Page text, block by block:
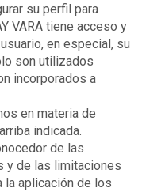
su perfil para
VARA tiene acceso y
en especial, su
son utilizados
incorporados a
en materia de
indicada.
de las
y de las limitaciones
la aplicación de los